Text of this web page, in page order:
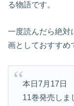
る物語です。
一度読んだら絶対
画としておすすめ
本日7月17日
11巻発売しま